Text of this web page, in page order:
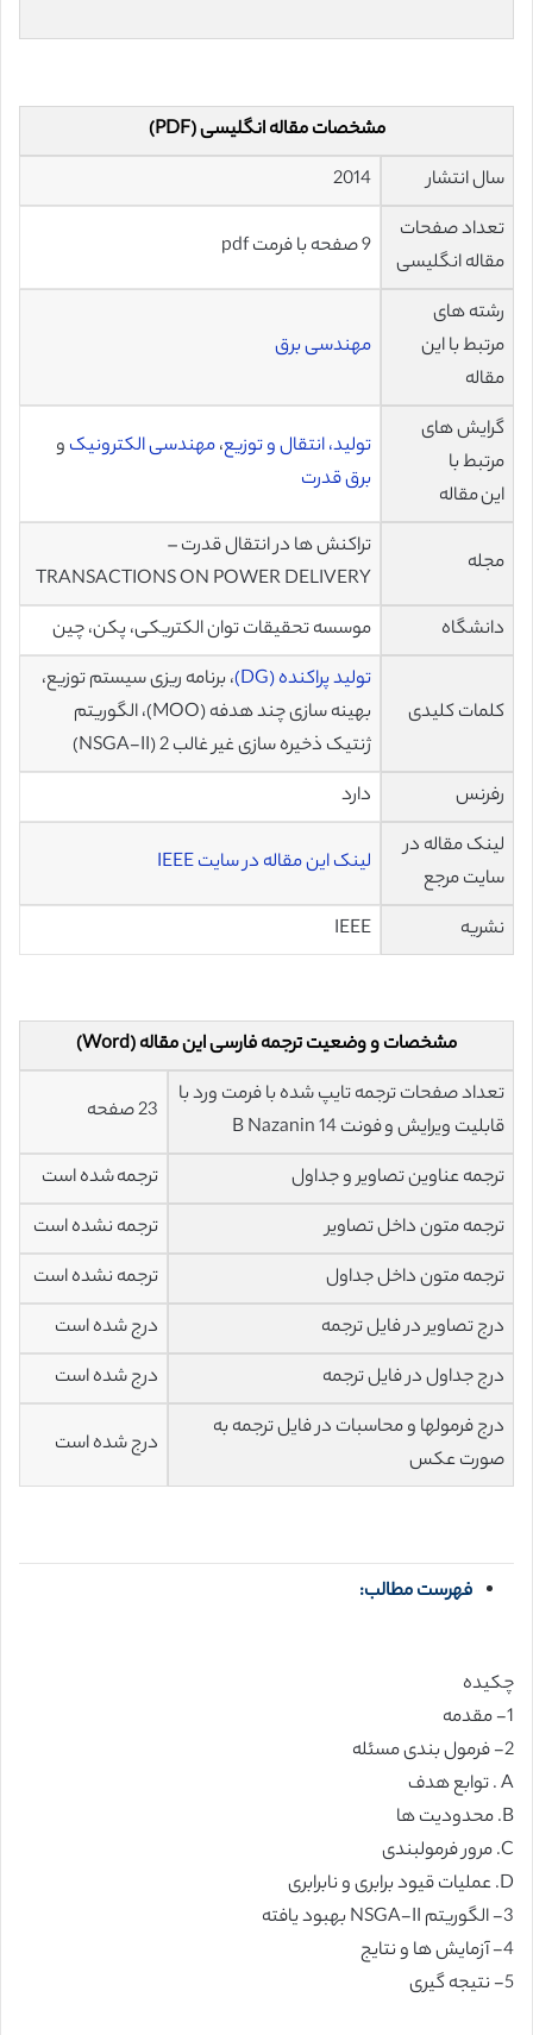
مشخصات مقاله انگلیسی (PDF)
سال انتشار
2014
تعداد صفحات
مقاله انگلیسی
9 صفحه با فرمت pdf
رشته های
مرتبط با این
مقاله
مهندسی برق
گرایش های
مرتبط با
این مقاله
تولید، انتقال و توزیع،مهندسی الکترونیک و
برق قدرت
مجله
تراکنش ها در انتقال قدرت –
TRANSACTIONS ON POWER DELIVERY
دانشگاه
موسسه تحقیقات توان الکتریکی، پکن، چین
کلمات کلیدی
تولید پراکنده (DG)
، برنامه ریزی سیستم توزیع،
بهینه سازی چند هدفه (MOO)، الگوریتم
ژنتیک ذخیره سازی غیر غالب 2 (NSGA-II)
رفرنس
دارد
لینک مقاله در
سایت مرجع
لینک این مقاله در سایت IEEE
نشریه IEEE
مشخصات و وضعیت ترجمه فارسی این مقاله (Word)
تعداد صفحات ترجمه تایپ شده با فرمت ورد با
قابلیت ویرایش و فونت 14 B Nazanin
23 صفحه
ترجمه عناوین تصاویر و جداول
ترجمه شده است
ترجمه متون داخل تصاویر
ترجمه نشده است
ترجمه متون داخل جداول
ترجمه نشده است
درج تصاویر در فایل ترجمه
درج شده است
درج جداول در فایل ترجمه
درج شده است
درج فرمولها و محاسبات در فایل ترجمه به
صورت عکس
درج شده است
فهرست مطالب:
چکیده
1- مقدمه
2- فرمول بندی مسئله
A . توابع هدف
B. محدودیت ها
C. مرور فرمولبندی
D. عملیات قیود برابری و نابرابری
3- الگوریتم NSGA-II بهبود یافته
4- آزمایش ها و نتایج
5- نتیجه گیری